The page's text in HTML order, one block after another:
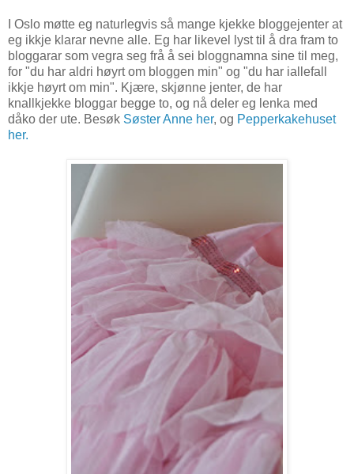
I Oslo møtte eg naturlegvis så mange kjekke bloggejenter at
eg ikkje klarar nevne alle. Eg har likevel lyst til å dra fram to
bloggarar som vegra seg frå å sei bloggnamna sine til meg,
for "du har aldri høyrt om bloggen min" og "du har iallefall
ikkje høyrt om min". Kjære, skjønne jenter, de har
knallkjekke bloggar begge to, og nå deler eg lenka med
dåko der ute. Besøk Søster Anne her, og Pepperkakehuset
her.